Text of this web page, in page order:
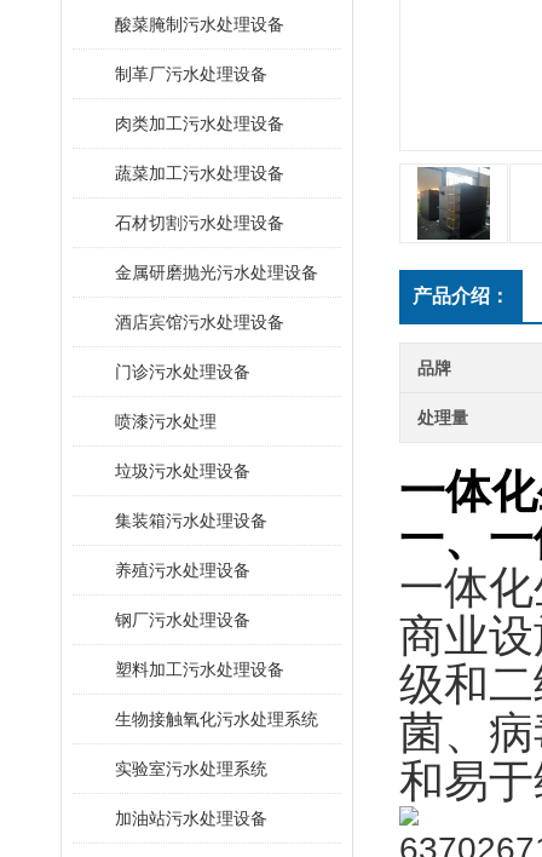
酸菜腌制污水处理设备
制革厂污水处理设备
肉类加工污水处理设备
蔬菜加工污水处理设备
石材切割污水处理设备
金属研磨抛光污水处理设备
酒店宾馆污水处理设备
门诊污水处理设备
喷漆污水处理
垃圾污水处理设备
集装箱污水处理设备
养殖污水处理设备
钢厂污水处理设备
塑料加工污水处理设备
生物接触氧化污水处理系统
​实验室污水处理系统
加油站污水处理设备
产品介绍：
品牌
处理量
一体
一、
一体
商业
级和
菌、
和易